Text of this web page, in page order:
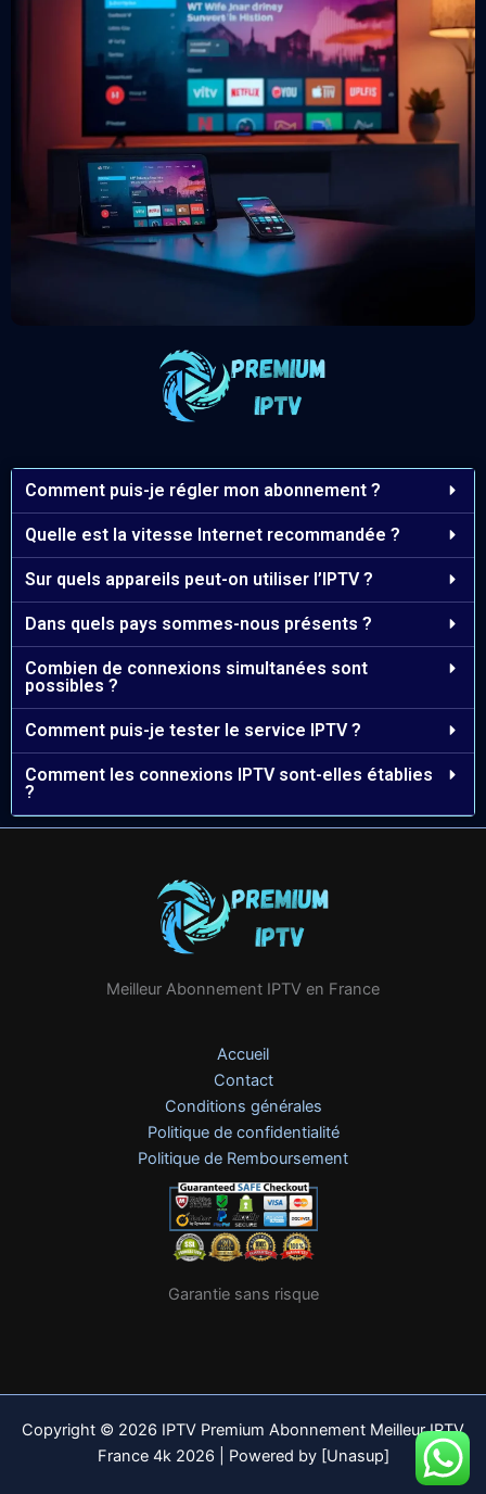
Comment puis-je régler mon abonnement ?
Quelle est la vitesse Internet recommandée ?
Sur quels appareils peut-on utiliser l’IPTV ?
Dans quels pays sommes-nous présents ?
Combien de connexions simultanées sont
possibles ?
Comment puis-je tester le service IPTV ?
Comment les connexions IPTV sont-elles établies
?
Meilleur Abonnement IPTV en France
Accueil
Contact
Conditions générales
Politique de confidentialité
Politique de Remboursement
Garantie sans risque
Copyright © 2026 IPTV Premium Abonnement Meilleur IPTV
France 4k 2026 | Powered by [Unasup]